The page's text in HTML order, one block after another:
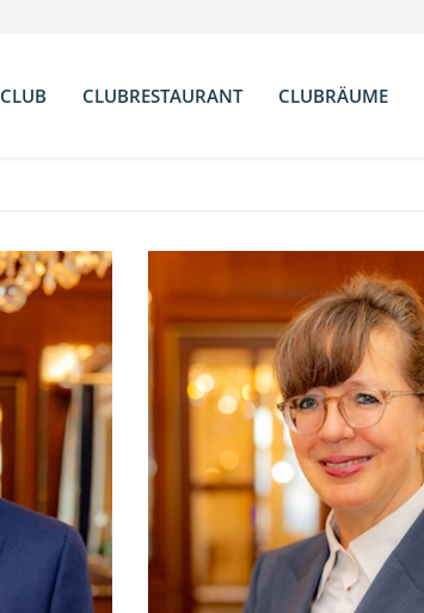
CLUB
Anfahrt
CLUBRESTAURANT
CLUBRÄUME
Clubzimmer
Terrasse
Konferenz